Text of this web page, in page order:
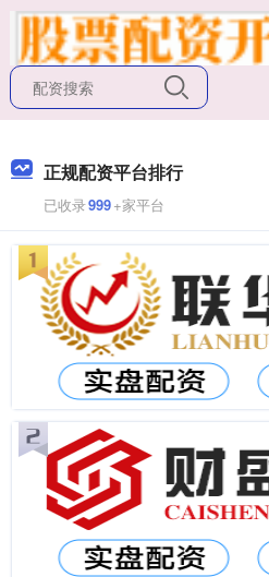
正规配资平台排行
已收录999+家平台